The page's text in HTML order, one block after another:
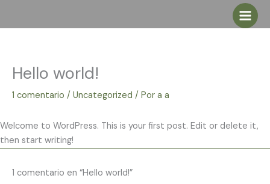
Hello world!
1 comentario / Uncategorized / Por a a
Welcome to WordPress. This is your first post. Edit or delete it,
then start writing!
1 comentario en “Hello world!”